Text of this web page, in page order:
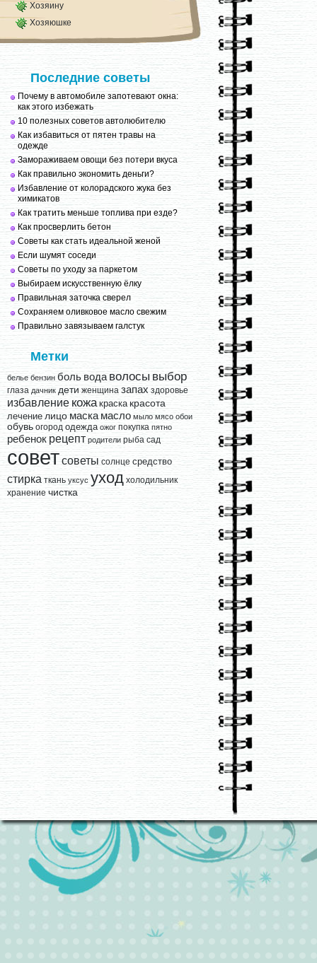
Хозяину
Хозяюшке
Последние советы
Почему в автомобиле запотевают окна:
как этого избежать
10 полезных советов автолюбителю
Как избавиться от пятен травы на
одежде
Замораживаем овощи без потери вкуса
Как правильно экономить деньги?
Избавление от колорадского жука без
химикатов
Как тратить меньше топлива при езде?
Как просверлить бетон
Советы как стать идеальной женой
Если шумят соседи
Советы по уходу за паркетом
Выбираем искусственную ёлку
Правильная заточка сверел
Сохраняем оливковое масло свежим
Правильно завязываем галстук
Метки
белье бензин боль вода волосы выбор
глаза дачник дети женщина запах здоровье
избавление кожа краска красота
лечение лицо маска масло мыло мясо обои
обувь огород одежда ожог покупка пятно
ребенок рецепт родители рыба сад
советсоветы солнце средство
стирка ткань уксус уход холодильник
хранение чистка